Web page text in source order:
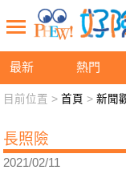
最新 熱門
新聞觀點 業
退休先準備 好
目前位置 >首頁 >新聞
長照險
2021/02/11